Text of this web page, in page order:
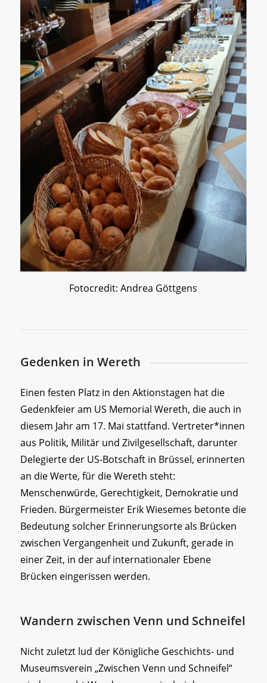
Fotocredit: Andrea Göttgens
Gedenken in Wereth
Einen festen Platz in den Aktionstagen hat die
Gedenkfeier am US Memorial Wereth, die auch in
diesem Jahr am 17. Mai stattfand. Vertreter*innen
aus Politik, Militär und Zivilgesellschaft, darunter
Delegierte der US-Botschaft in Brüssel, erinnerten
an die Werte, für die Wereth steht:
Menschenwürde, Gerechtigkeit, Demokratie und
Frieden. Bürgermeister Erik Wiesemes betonte die
Bedeutung solcher Erinnerungsorte als Brücken
zwischen Vergangenheit und Zukunft, gerade in
einer Zeit, in der auf internationaler Ebene
Brücken eingerissen werden.
Wandern zwischen Venn und Schneifel
Nicht zuletzt lud der Königliche Geschichts- und
Museumsverein „Zwischen Venn und Schneifel“